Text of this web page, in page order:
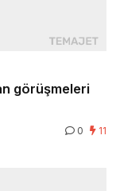
görüşmeleri
0 11